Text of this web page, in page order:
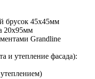
брусок 45х45мм
20х95мм
Grandline
и утепление фасада):